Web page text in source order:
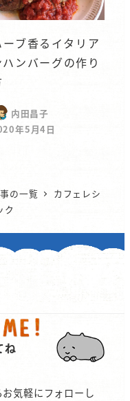
ーブ香るイタリア
ハンバーグの作り
内田昌子
年5月4日
の一覧
カフェレシ
ク
ね
気軽にフォローし